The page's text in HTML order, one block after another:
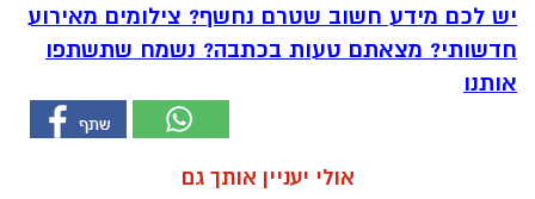
יש לכם מידע חשוב שטרם נחשף? צילומים מאירוע
חדשותי? מצאתם טעות בכתבה? נשמח שתשתפו
אותנו
אולי יעניין אותך גם